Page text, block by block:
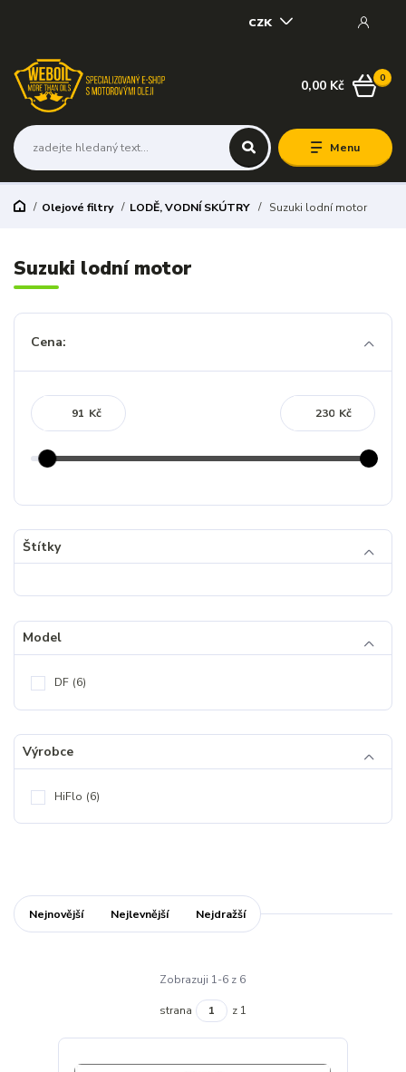
Menu
CZK
0
0,00 Kč
Olejové filtry LODĚ, VODNÍ SKÚTRY Suzuki lodní motor
Suzuki lodní motor
Cena:
Kč Kč
Štítky
Model
DF (6)
Výrobce
HiFlo (6)
Nejnovější Nejlevnější Nejdražší
Zobrazuji 1-6 z 6
strana z 1